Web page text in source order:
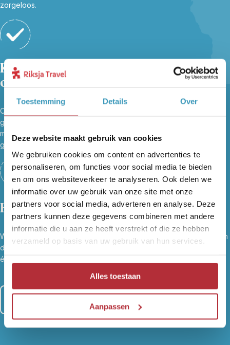
Toestemming Details Over
Deze website maakt gebruik van cookies
We gebruiken cookies om content en advertenties te
personaliseren, om functies voor social media te bieden
en om ons websiteverkeer te analyseren. Ook delen we
informatie over uw gebruik van onze site met onze
partners voor social media, adverteren en analyse. Deze
partners kunnen deze gegevens combineren met andere
informatie die u aan ze heeft verstrekt of die ze hebben
verzameld op basis van uw gebruik van hun services.
Alles toestaan
Aanpassen
zorgeloos.
Kleinschalig en bijzonder
overnachten
Onze hotels zijn handpicked, kleinschalig en persoonlijk, vaak
gerund door lokale ondernemers. Zo slaap je sfeervol én reis je
met hart voor de wereld. Sinds 2025 zijn we zelfs B Corp™
gecertificeerd.
Hoogtepunten én onbekende plekjes
We zijn er zelf vaak geweest en kiezen de slimste routes, weg van
de platgetrapte paden, maar juist naar de plekken waar je het land
écht leert kennen. Voor reizigers, door reizigers.